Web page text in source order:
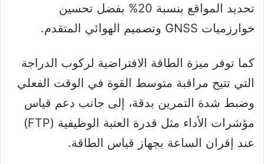
تحديد المواقع بنسبة 20% بفضل تحسين
خوارزميات GNSS وتصميم الهوائي المتقدم.
كما توفر ميزة الطاقة الافتراضية لركوب الدراجة
التي تتيح مراقبة متوسط القوة في الوقت الفعلي
وضبط شدة التمرين بدقة، إلى جانب دعم قياس
مؤشرات الأداء مثل قدرة العتبة الوظيفية (FTP)
عند إقران الساعة بجهاز قياس الطاقة.